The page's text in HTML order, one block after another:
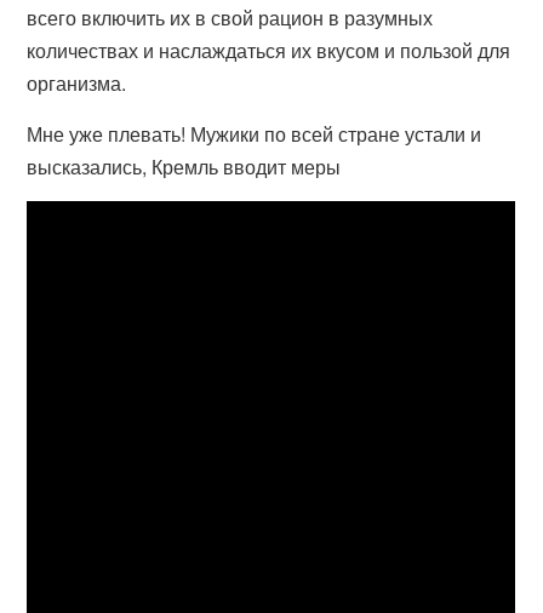
всего включить их в свой рацион в разумных
количествах и наслаждаться их вкусом и пользой для
организма.
Мне уже плевать! Мужики по всей стране устали и
высказались, Кремль вводит меры